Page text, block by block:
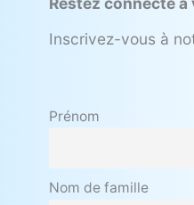
Inscrivez-vous à
Prénom
Nom de famille